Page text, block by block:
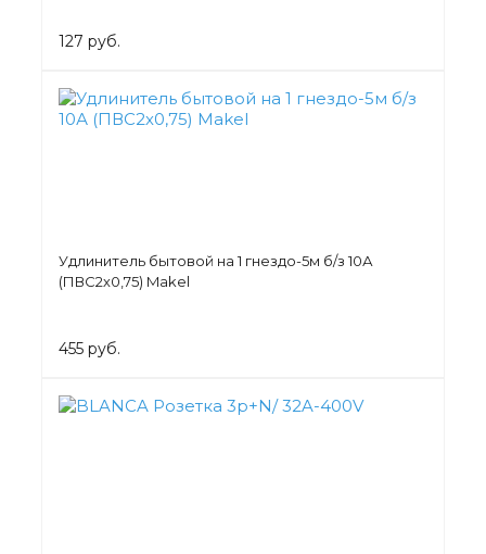
127 руб.
Удлинитель бытовой на 1 гнездо-5м б/з 10А
(ПВС2х0,75) Makel
455 руб.